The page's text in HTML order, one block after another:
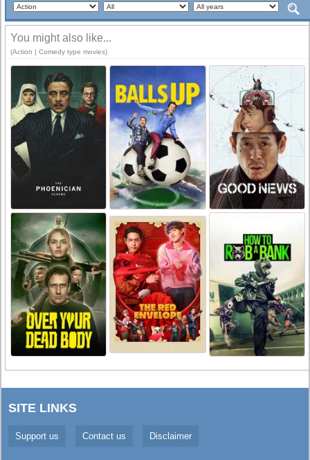
You might also like...
(Action | Comedy type movies)
SITE LINKS
Support us Contact us Disclaimer